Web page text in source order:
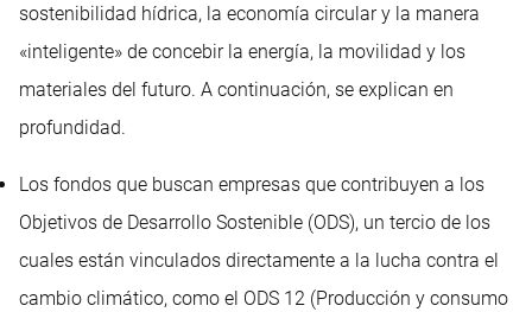
sostenibilidad hídrica, la economía circular y la manera
«inteligente» de concebir la energía, la movilidad y los
materiales del futuro. A continuación, se explican en
profundidad.
Los fondos que buscan empresas que contribuyen a los
Objetivos de Desarrollo Sostenible (ODS), un tercio de los
cuales están vinculados directamente a la lucha contra el
cambio climático, como el ODS 12 (Producción y consumo